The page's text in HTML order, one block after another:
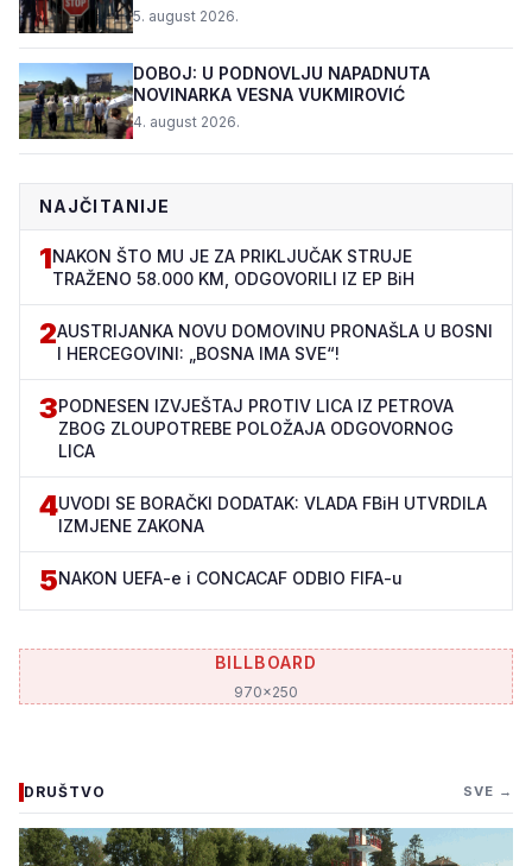
5. august 2026.
DOBOJ: U PODNOVLJU NAPADNUTA
NOVINARKA VESNA VUKMIROVIĆ
4. august 2026.
NAJČITANIJE
1NAKON ŠTO MU JE ZA PRIKLJUČAK STRUJE
TRAŽENO 58.000 KM, ODGOVORILI IZ EP BiH
2AUSTRIJANKA NOVU DOMOVINU PRONAŠLA U BOSNI
I HERCEGOVINI: „BOSNA IMA SVE“!
3PODNESEN IZVJEŠTAJ PROTIV LICA IZ PETROVA
ZBOG ZLOUPOTREBE POLOŽAJA ODGOVORNOG
LICA
4UVODI SE BORAČKI DODATAK: VLADA FBiH UTVRDILA
IZMJENE ZAKONA
5NAKON UEFA-e i CONCACAF ODBIO FIFA-u
BILLBOARD
970x250
DRUŠTVO SVE →